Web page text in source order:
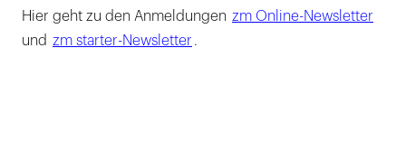
Hier geht zu den Anmeldungen zm Online-Newsletter
und zm starter-Newsletter .